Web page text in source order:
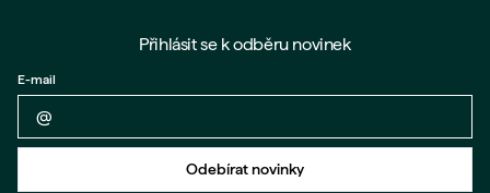
Zpět na formulář
Přihlásit se k odběru novinek
E-mail
Odebírat novinky